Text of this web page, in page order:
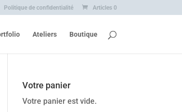
Politique de confidentialité Articles 0
Ateliers Boutique
Votre panier
Votre panier est vide.